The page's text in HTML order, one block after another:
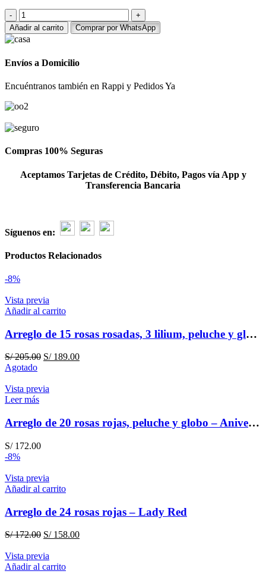
BOX
DE
18
ROSAS
FLORES
ESTACION.
Añadir al carrito Comprar por WhatsApp
Envíos a Domicilio
Encuéntranos también en Rappi y Pedidos Ya
Compras 100% Seguras
Aceptamos Tarjetas de Crédito, Débito, Pagos vía App y
Transferencia Bancaria
Síguenos en:
Productos Relacionados
-8%
Vista previa
Añadir al carrito
Arreglo de 15 rosas rosadas, 3 lilium, peluche y globo – Cumpleaños
S/205.00 El
era:
S/189.00El
Agotado
Vista previa
Leer más
Arreglo de 20 rosas rojas, peluche y globo – Aniversario
S/172.00
-8%
Vista previa
Añadir al carrito
Arreglo de 24 rosas rojas – Lady Red
S/172.00 El
original
era:
S/158.00El
Vista previa
Añadir al carrito